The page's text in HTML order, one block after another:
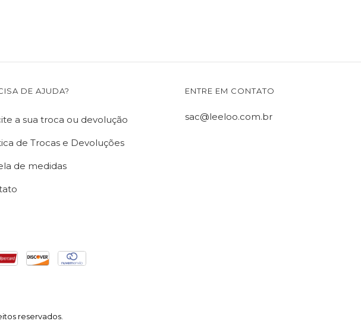
DE AJUDA?
a sua troca ou devolução
de Trocas e Devoluções
de medidas
ENTRE EM CONTATO
sac@leeloo.com.br
reservados.